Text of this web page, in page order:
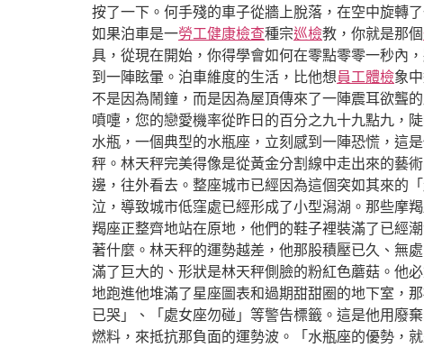
按了一下。何手殘的車子從牆上脫落，在空中旋轉
如果泊車是一勞工健康檢查種宗巡檢教，你就是那個
具，從現在開始，你得學會如何在零點零零一秒內
到一陣眩暈。泊車維度的生活，比他想員工體檢象
不是因為鬧鐘，而是因為屋頂傳來了一陣震耳欲聾
噴嚏，您的戀愛機率從昨日的百分之九十九點九，
水瓶，一個典型的水瓶座，立刻感到一陣恐慌，這
秤。林天秤完美得像是從黃金分割線中走出來的藝
邊，往外看去。整座城市已經因為這個突如其來的
泣，導致城市低窪處已經形成了小型潟湖。那些摩
羯座正整齊地站在原地，他們的鞋子裡裝滿了已經
著什麼。林天秤的運勢越差，他那股積壓已久、無
滿了巨大的、形狀是林天秤側臉的粉紅色蘑菇。他
地跑進他堆滿了星座圖表和過期甜甜圈的地下室，
已哭」、「處女座勿碰」等警告標籤。這是他用廢
燃料，來抵抗那負面的運勢波。「水瓶座的優勢，